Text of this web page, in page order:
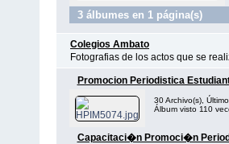
3 álbumes en 1 página(s)
Colegios Ambato
Fotografias de los actos que se
Promocion Periodistica
30 Archivo(s),
Álbum visto 110
Capacitaci�n Promoci�n